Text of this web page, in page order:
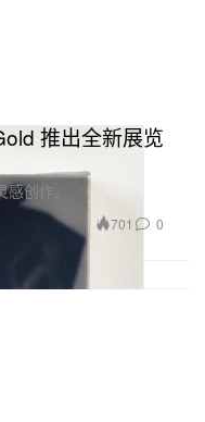
推出全新展览
创作。
701 0